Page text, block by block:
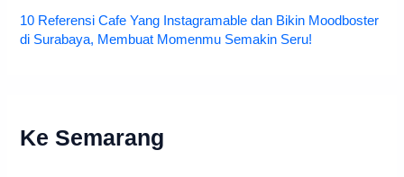
10 Referensi Cafe Yang Instagramable dan Bikin Moodboster
di Surabaya, Membuat Momenmu Semakin Seru!
Ke Semarang